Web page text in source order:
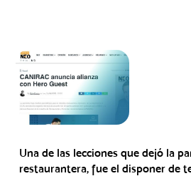
Una de las lecciones que dejó la
restaurantera, fue el disponer de